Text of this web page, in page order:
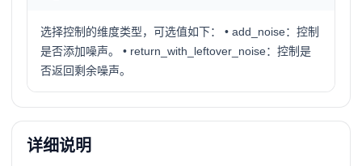
选择控制的维度类型，可选值如下： • add_noise：控制
是否添加噪声。 • return_with_leftover_noise：控制是
否返回剩余噪声。
详细说明